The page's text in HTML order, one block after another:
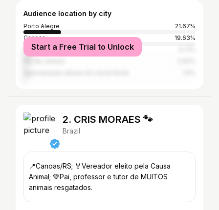
Audience location by city
Porto Alegre
21.67%
Canoas
19.63%
São Paulo
Start a Free Trial to Unlock
2. CRIS MORAES 🐾
Brazil
📍Canoas/RS; 🏅Vereador eleito pela Causa
Animal; 💚Pai, professor e tutor de MUITOS
animais resgatados.